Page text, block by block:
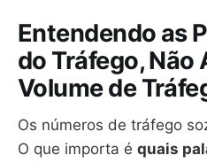
Entendendo as
do Tráfego, Não
Volume de
Os números de tráfego
O que importa é quais